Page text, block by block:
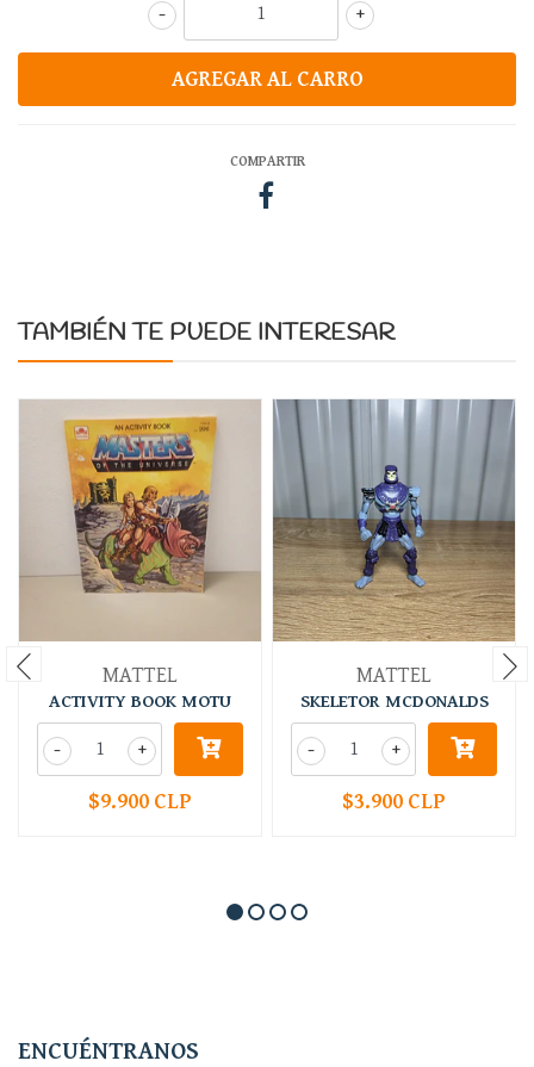
+
-
COMPARTIR
TAMBIÉN TE PUEDE INTERESAR
MATTEL
ACTIVITY BOOK MOTU
+
-
$9.900 CLP
MATTEL
SKELETOR MCDONALDS
+
-
$3.900 CLP
ENCUÉNTRANOS